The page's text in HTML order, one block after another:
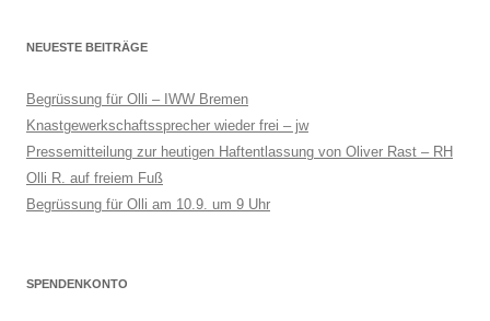
NEUESTE BEITRÄGE
Begrüssung für Olli – IWW Bremen
Knastgewerkschaftssprecher wieder frei – jw
Pressemitteilung zur heutigen Haftentlassung von Oliver Rast – RH
Olli R. auf freiem Fuß
Begrüssung für Olli am 10.9. um 9 Uhr
SPENDENKONTO